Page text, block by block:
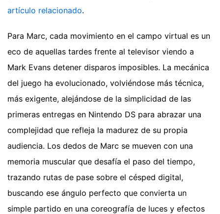
artículo relacionado.
Para Marc, cada movimiento en el campo virtual es un
eco de aquellas tardes frente al televisor viendo a
Mark Evans detener disparos imposibles. La mecánica
del juego ha evolucionado, volviéndose más técnica,
más exigente, alejándose de la simplicidad de las
primeras entregas en Nintendo DS para abrazar una
complejidad que refleja la madurez de su propia
audiencia. Los dedos de Marc se mueven con una
memoria muscular que desafía el paso del tiempo,
trazando rutas de pase sobre el césped digital,
buscando ese ángulo perfecto que convierta un
simple partido en una coreografía de luces y efectos